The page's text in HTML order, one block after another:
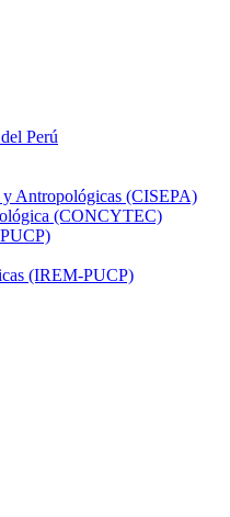
Perú
y Antropológicas (CISEPA)
(CONCYTEC)
(IREM-PUCP)